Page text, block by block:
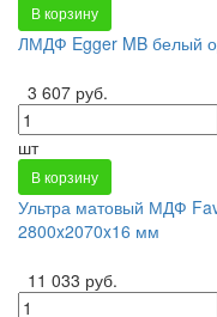
В корзину
ЛМДФ Egger MB белый
3 607 руб.
шт
В корзину
Ультра матовый МДФ
2800x2070x16 мм
11 033 руб.